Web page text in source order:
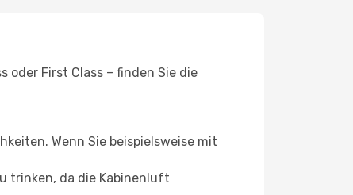
oder First Class – finden Sie die
Wenn Sie beispielsweise mit
trinken, da die Kabinenluft